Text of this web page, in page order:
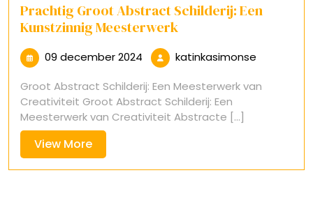
Prachtig Groot Abstract Schilderij: Een
Kunstzinnig Meesterwerk
09 december 2024 09
december
2024
katinkasimonse
Groot Abstract Schilderij: Een Meesterwerk van
Creativiteit Groot Abstract Schilderij: Een
Meesterwerk van Creativiteit Abstracte [...]
View MoreView
More